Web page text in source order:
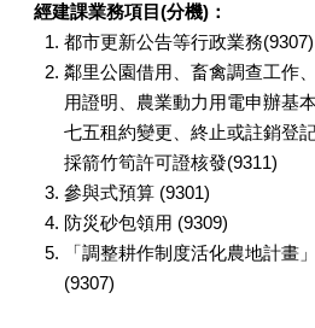
經建課業務項目(分機)：
都市更新公告等行政業務(9307)
鄰里公園借用、 畜禽調查工作
用證明、農業動力用電申辦基
七五租約變更、終止或註銷登
採箭竹筍許可證核發(9311)
參與式預算 (9301)
防災砂包領用 (9309)
「調整耕作制度活化農地計畫
(9307)